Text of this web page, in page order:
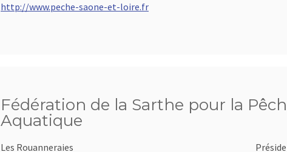
http://www.peche-saone-et-loire.fr
Fédération de la Sarthe pour la
Aquatique
Les Rouanneraies